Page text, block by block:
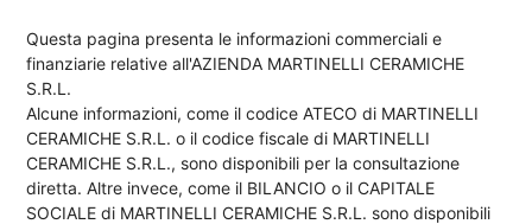
Questa pagina presenta le informazioni commerciali e
finanziarie relative all'AZIENDA MARTINELLI CERAMICHE
S.R.L.
Alcune informazioni, come il codice ATECO di MARTINELLI
CERAMICHE S.R.L. o il codice fiscale di MARTINELLI
CERAMICHE S.R.L., sono disponibili per la consultazione
diretta. Altre invece, come il BILANCIO o il CAPITALE
SOCIALE di MARTINELLI CERAMICHE S.R.L. sono disponibili